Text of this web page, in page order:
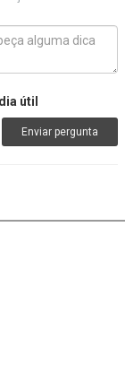
útil
Enviar pergunta